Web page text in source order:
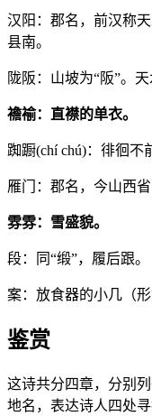
汉阳：郡名，前汉称
县南。
陇阪：山坡为“阪”。
襜褕：直襟的单衣。
踟蹰(chí chú)：徘徊不
雁门：郡名，今山西省
雰雰：雪盛貌。
段：同“缎”，履后跟。
案：放食器的小几（形
鉴赏
这诗共分四章，分别
地名，表达诗人四处